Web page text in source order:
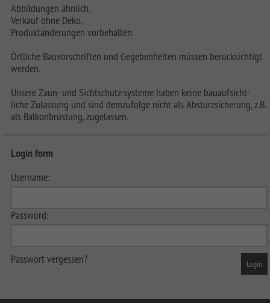
Abbildungen ähnlich.
Verkauf ohne Deko.
Produktänderungen vorbehalten.
Örtliche Bauvorschriften und Gegebenheiten müssen berücksichtigt
werden.
Unsere Zaun- und Sichtschutz-systeme haben keine bauaufsicht-
liche Zulassung und sind demzufolge nicht als Absturzsicherung, z.B.
als Balkonbrüstung, zugelassen.
Login form
Username:
Password:
Passwort vergessen?